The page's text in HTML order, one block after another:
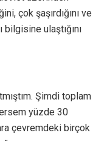
çok şaşırdığını ve
ulaştığını
Şimdi toplam
yüzde 30
çevremdeki birçok